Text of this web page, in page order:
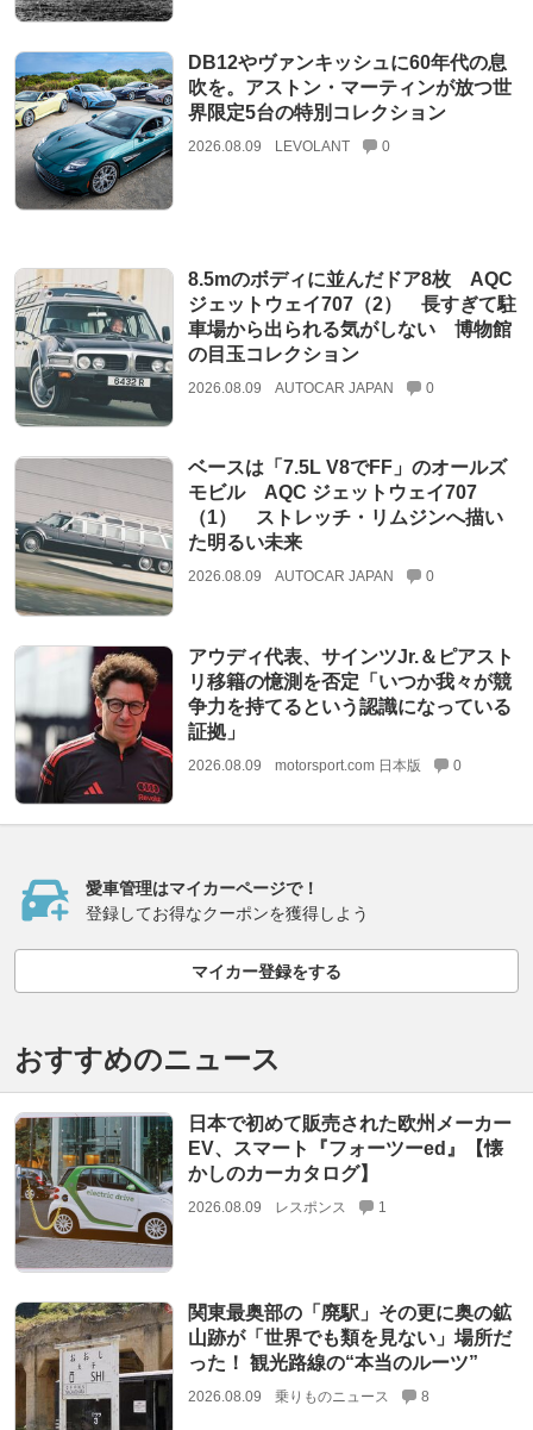
DB12やヴァンキッシュに60年代の息
吹を。アストン・マーティンが放つ世
界限定5台の特別コレクション
2026.08.09 LEVOLANT 0
8.5mのボディに並んだドア8枚 AQC
ジェットウェイ707（2） 長すぎて駐
車場から出られる気がしない 博物館
の目玉コレクション
2026.08.09 AUTOCAR JAPAN 0
ベースは「7.5L V8でFF」のオールズ
モビル AQC ジェットウェイ707
（1） ストレッチ・リムジンへ描い
た明るい未来
2026.08.09 AUTOCAR JAPAN 0
アウディ代表、サインツJr.＆ピアスト
リ移籍の憶測を否定「いつか我々が競
争力を持てるという認識になっている
証拠」
2026.08.09 motorsport.com 日本版 0
愛車管理はマイカーページで！
登録してお得なクーポンを獲得しよう
マイカー登録をする
おすすめのニュース
日本で初めて販売された欧州メーカー
EV、スマート『フォーツーed』【懐
かしのカーカタログ】
2026.08.09 レスポンス 1
関東最奥部の「廃駅」その更に奥の鉱
山跡が「世界でも類を見ない」場所だ
った！ 観光路線の“本当のルーツ”
2026.08.09 乗りものニュース 8